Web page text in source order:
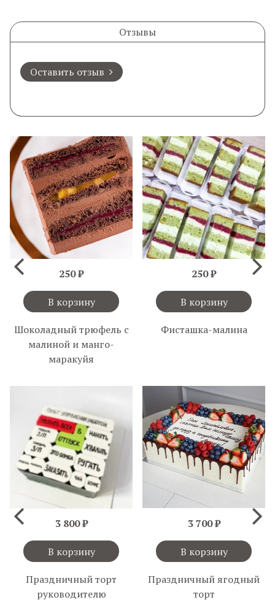
Отзывы
Оставить отзыв
250 ₽
В корзину
Шоколадный трюфель с
малиной и манго-
маракуйя
250 ₽
В корзину
Фисташка-малина
3 800 ₽
В корзину
Праздничный торт
руководителю
3 700 ₽
В корзину
Праздничный ягодный
торт